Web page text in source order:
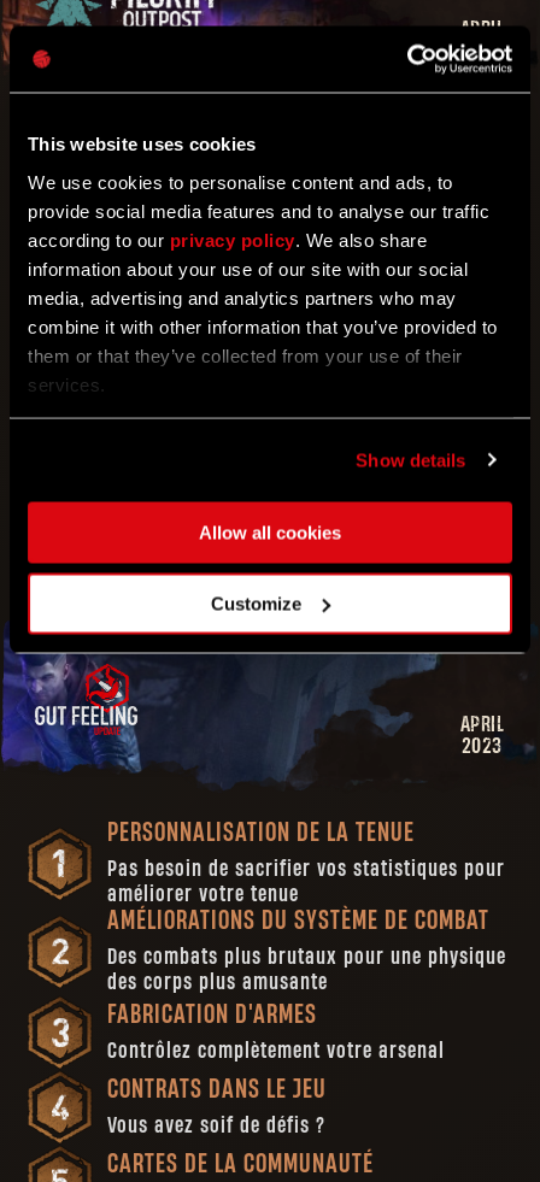
This website uses cookies
We use cookies to personalise content and ads, to
provide social media features and to analyse our traffic
according to our privacy policy . We also share
information about your use of our site with our social
media, advertising and analytics partners who may
combine it with other information that you’ve provided to
them or that they’ve collected from your use of their
services.
Show details
Allow all cookies
Customize
APRIL
2023
CONTRATS DE PÈLERIN
Activez les contrats et terminez-les
L'ARMURERIE
Obtenez des tenues, des nouveaux
équipements et plus encore !
JETONS DE PÈLERIN
Une nouvelle monnaie à collecter
POINTS DE RÉPUTATION DE PÈLERIN
Devenez le meilleur pèlerin de la nature
APRIL
2023
PERSONNALISATION DE LA TENUE
Pas besoin de sacrifier vos statistiques pour
améliorer votre tenue
AMÉLIORATIONS DU SYSTÈME DE COMBAT
Des combats plus brutaux pour une physique
des corps plus amusante
FABRICATION D'ARMES
Contrôlez complètement votre arsenal
CONTRATS DANS LE JEU
Vous avez soif de défis ?
CARTES DE LA COMMUNAUTÉ